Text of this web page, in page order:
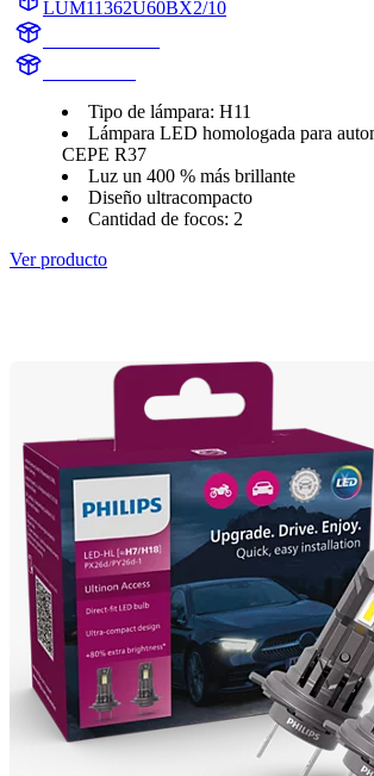
LUM11362U60BX2/10
Tipo de lámpara: H11
Lámpara LED homologada para
CEPE R37
Luz un 400 % más brillante
Diseño ultracompacto
Cantidad de focos: 2
Ver producto